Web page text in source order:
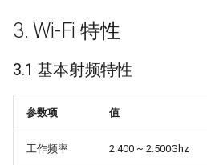
3. Wi-Fi 特性
3.1 基本射频特性
参数项 值
工作频率 2.400 ~ 2.500Ghz